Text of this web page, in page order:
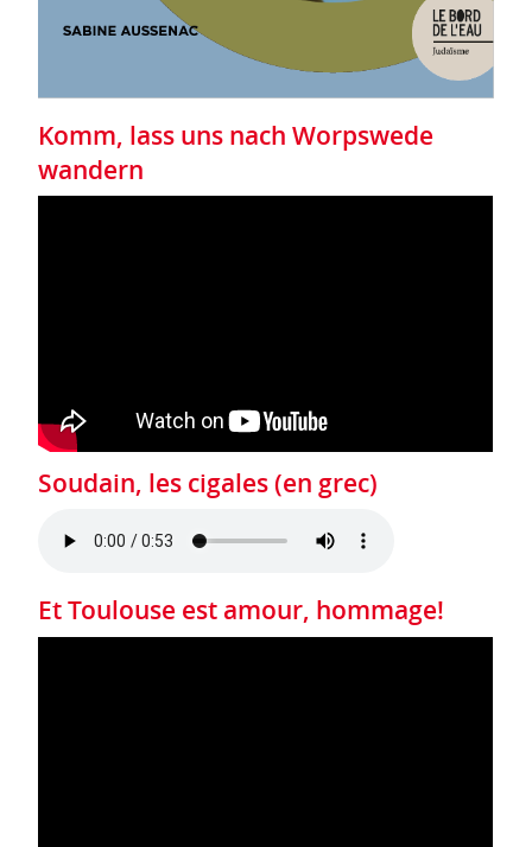
Komm, lass uns nach Worpswede
wandern
Soudain, les cigales (en grec)
Et Toulouse est amour, hommage!